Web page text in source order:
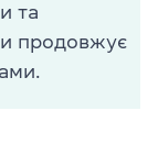
та
продовжує